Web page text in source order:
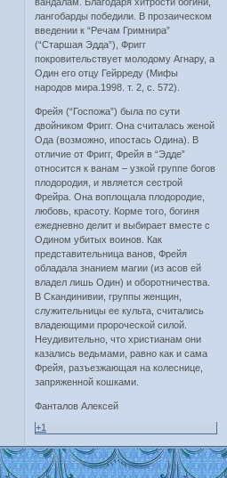
лангобарды победили. В прозаическом
введении к “Речам Гримнира”
(“Старшая Эдда”), Фригг
покровительствует молодому Агнару, а
Один его отцу Гейрреду (Мифы
народов мира.1998. т. 2, с. 572).
Фрейя (“Госпожа”) была по сути
двойником Фригг. Она считалась женой
Ода (возможно, ипостась Одина). В
отличие от Фригг, Фрейя в “Эдде”
относится к ванам – узкой группе богов
плодородия, и является сестрой
Фрейра. Она воплощала плодородие,
любовь, красоту. Корме того, богиня
ежедневно делит и выбирает вместе с
Одином убитых воинов. Как
представительница ванов, Фрейя
обладала знанием магии (из асов ей
владел лишь Один) и оборотничества.
В Скандинивии, группы женщин,
служительницы ее культа, считались
владеющими пророческой силой.
Неудивительно, что христианам они
казались ведьмами, равно как и сама
Фрейя, разъезжающая на колеснице,
запряженной кошками.
Фанталов Алексей
+1